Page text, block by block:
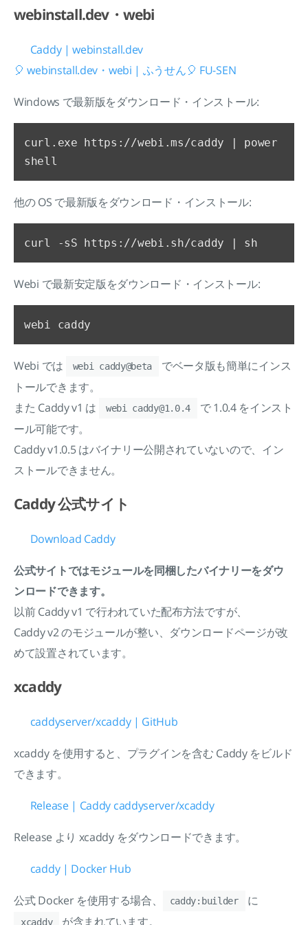
webinstall.dev・webi
Caddy | webinstall.dev
🎈 webinstall.dev・webi | ふうせん🎈 FU-SEN
Windows で最新版をダウンロード・インストール:
curl.exe https://webi.ms/caddy | power
他の OS で最新版をダウンロード・インストール:
Webi で最新安定版をダウンロード・インストール:
Webi では webi caddy@beta
でベータ版も簡単にインス
トールできます。
また Caddy v1 は
webi caddy@1.0.4
で 1.0.4 をインスト
ール可能です。
Caddy v1.0.5 はバイナリー公開されていないので、イン
ストールできません。
Caddy 公式サイト
Download Caddy
公式サイトではモジュールを同梱したバイナリーをダウ
ンロードできます。
以前 Caddy v1 で行われていた配布方法ですが、
Caddy v2 のモジュールが整い、ダウンロードページが改
めて設置されています。
xcaddy
caddyserver/xcaddy | GitHub
xcaddy を使用すると、プラグインを含む Caddy をビルド
できます。
Release | Caddy caddyserver/xcaddy
Release より xcaddy をダウンロードできます。
caddy | Docker Hub
公式 Docker を使用する場合、 caddy:builder に
xcaddy
が含まれています。